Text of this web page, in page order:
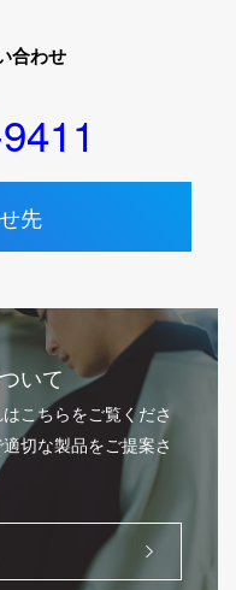
合わせ
先
いて
こちらをご覧くださ
切な製品をご提案さ